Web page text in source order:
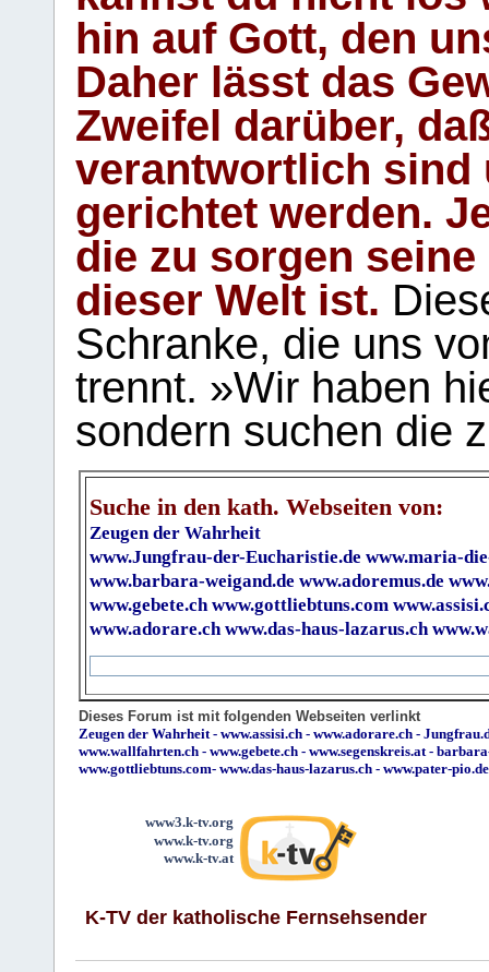
hin auf Gott, den
Daher lässt das
Zweifel darüber,
verantwortlich sind
gerichtet werden.
die zu sorgen
dieser Welt ist.
Schranke, die uns
trennt. »Wir haben
sondern suchen die
Suche in den kath. Webseiten von:
Zeugen der Wahrheit
www.Jungfrau-der-Eucharistie.de www.maria-
www.barbara-weigand.de www.adoremus.de
www.gebete.ch www.gottliebtuns.com
www.adorare.ch www.das-haus-lazarus.ch
Dieses Forum ist mit folgenden Webseiten verlinkt
Zeugen der Wahrheit - www.assisi.ch - www.adorare.ch -
www.wallfahrten.ch - www.gebete.ch - www.segenskreis.at -
www.gottliebtuns.com- www.das-haus-lazarus.ch - www.pater-pio.de
www3.k-tv.org
www.k-tv.org
www.k-tv.at
K-TV der katholische Fernsehsender